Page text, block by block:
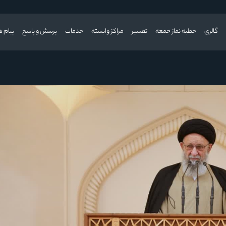
گالری خطبه نماز جمعه تفسیر مراکز وابسته خدمات پرسش و پاسخ پیام